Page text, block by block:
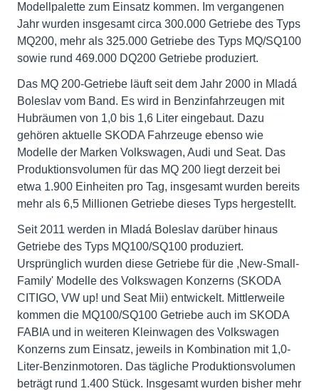
Modellpalette zum Einsatz kommen. Im vergangenen
Jahr wurden insgesamt circa 300.000 Getriebe des Typs
MQ200, mehr als 325.000 Getriebe des Typs MQ/SQ100
sowie rund 469.000 DQ200 Getriebe produziert.
Das MQ 200-Getriebe läuft seit dem Jahr 2000 in Mladá
Boleslav vom Band. Es wird in Benzinfahrzeugen mit
Hubräumen von 1,0 bis 1,6 Liter eingebaut. Dazu
gehören aktuelle SKODA Fahrzeuge ebenso wie
Modelle der Marken Volkswagen, Audi und Seat. Das
Produktionsvolumen für das MQ 200 liegt derzeit bei
etwa 1.900 Einheiten pro Tag, insgesamt wurden bereits
mehr als 6,5 Millionen Getriebe dieses Typs hergestellt.
Seit 2011 werden in Mladá Boleslav darüber hinaus
Getriebe des Typs MQ100/SQ100 produziert.
Ursprünglich wurden diese Getriebe für die ,New-Small-
Family' Modelle des Volkswagen Konzerns (SKODA
CITIGO, VW up! und Seat Mii) entwickelt. Mittlerweile
kommen die MQ100/SQ100 Getriebe auch im SKODA
FABIA und in weiteren Kleinwagen des Volkswagen
Konzerns zum Einsatz, jeweils in Kombination mit 1,0-
Liter-Benzinmotoren. Das tägliche Produktionsvolumen
beträgt rund 1.400 Stück. Insgesamt wurden bisher mehr